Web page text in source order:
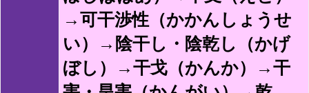
→可干渉性（かかんしょうせ
い）→陰干し・陰乾し（かげ
ぼし）→干戈（かんか）→干